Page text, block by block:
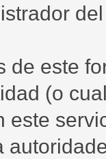
de este
(o
este